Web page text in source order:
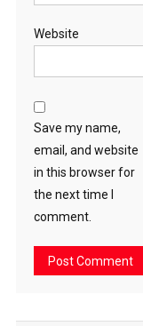
Website
Save my name,
email, and website
in this browser for
the next time I
comment.